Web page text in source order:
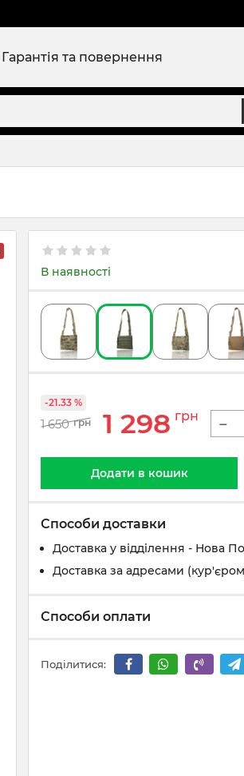
Гарантія та повернення
В наявності
1 650 грн 1 298 грн
-21.33 %
−
Додати в кошик
Способи доставки
Доставка у відділення - Нова
Доставка за адресами
Способи оплати
Поділитися: